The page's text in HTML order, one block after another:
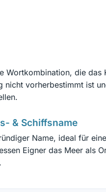
Wortkombination, die
nicht vorherbestimmt ist
& Schiffsname
Name, ideal für
Eigner das Meer als